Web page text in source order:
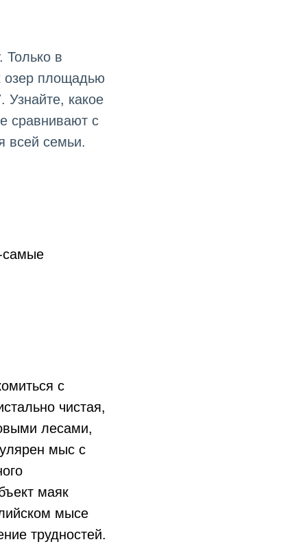
Только в
озер площадью
какое
сравнивают с
всей семьи.
самые
с
чистая,
лесами,
мыс с
маяк
мысе
трудностей.